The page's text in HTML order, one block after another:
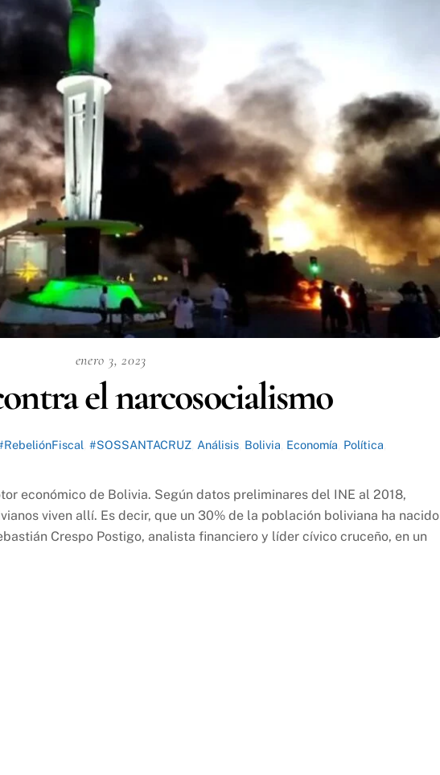
enero 3, 2023
el narcosocialismo
#SOSSANTACRUZ, Análisis, Bolivia Economía Política
económico de Bolivia. Según datos preliminares del INE al 2018,
viven allí. Es decir, que un 30% de la población boliviana ha nacido
Crespo Postigo, analista financiero y líder cívico cruceño, en un